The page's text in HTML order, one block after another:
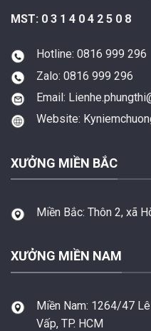
MST: 0 3 1 4 0 4 2 5 0 8
Hotline: 0816 999 296
Zalo: 0816 999 296
Email:
Website:
XƯỞNG MIỀN BẮC
Miền Bắc: Thôn 2, xã
XƯỞNG MIỀN NAM
Miền Nam: 1264/47
Vấp, TP. HCM